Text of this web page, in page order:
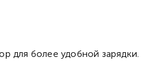
для более удобной зарядки.